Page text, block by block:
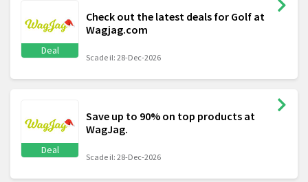
Deal
Check out the latest deals for Golf at
Wagjag.com
Scade il: 28-Dec-2026
Deal
Save up to 90% on top products at
WagJag.
Scade il: 28-Dec-2026